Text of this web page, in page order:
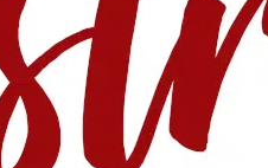
para el concierto de
el concierto de Ricardo